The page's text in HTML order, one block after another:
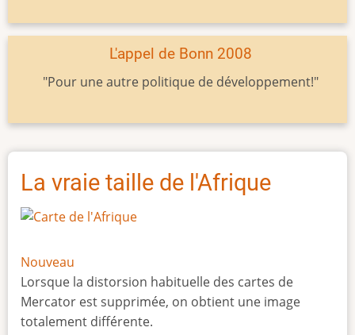
L'appel de Bonn 2008
"Pour une autre politique de développement!"
La vraie taille de l'Afrique
Nouveau
Lorsque la distorsion habituelle des cartes de
Mercator est supprimée, on obtient une image
totalement différente.